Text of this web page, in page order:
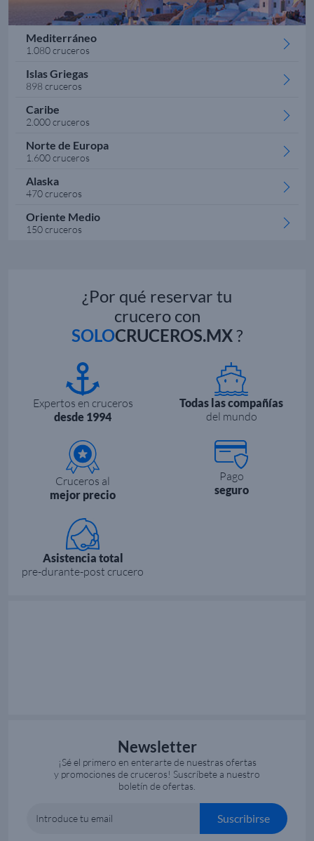
Mediterráneo
1.080 cruceros
Islas Griegas
898 cruceros
Caribe
2.000 cruceros
Norte de Europa
1.600 cruceros
Alaska
470 cruceros
Oriente Medio
150 cruceros
¿Por qué reservar tu
crucero con
SOLOCRUCEROS.MX?
Expertos en cruceros
desde 1994
Todas las compañías
del mundo
Cruceros al
mejor precio
Pago
seguro
Asistencia total
pre-durante-post crucero
Newsletter
¡Sé el primero en enterarte de nuestras ofertas
y promociones de cruceros! Suscríbete a nuestro
boletín de ofertas.
Introduce tu email Suscribirse